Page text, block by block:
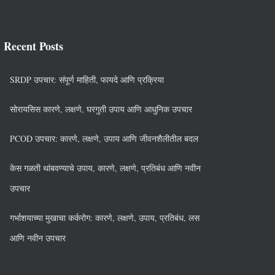
Recent Posts
SRDP उपचार: संपूर्ण माहिती, फायदे आणि प्रक्रिया
सोरायसिस कारणे, लक्षणे, घरगुती उपाय आणि आधुनिक उपचार
PCOD उपचार: कारणे, लक्षणे, उपाय आणि जीवनशैलीतील बदल
केस गळती थांबवण्याचे उपाय, कारणे, लक्षणे, प्रतिबंध आणि नवीन
उपचार
गर्भाशयाच्या मुखाचा कर्करोग: कारणे, लक्षणे, उपाय, प्रतिबंध, लस
आणि नवीन उपचार